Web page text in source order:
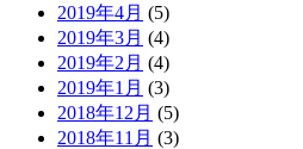
2019年4月 (5)
2019年3月 (4)
2019年2月 (4)
2019年1月 (3)
2018年12月 (5)
2018年11月 (3)